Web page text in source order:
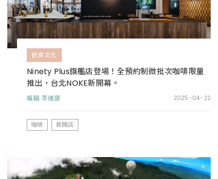
飲食文化
Ninety Plus旗艦店登場！全預約制微批次咖啡限量
推出，台北NOKE新開幕。
編輯 李維唐 2025-04-22
咖啡 新開店